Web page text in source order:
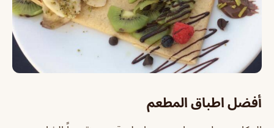
أفضل اطباق المطعم